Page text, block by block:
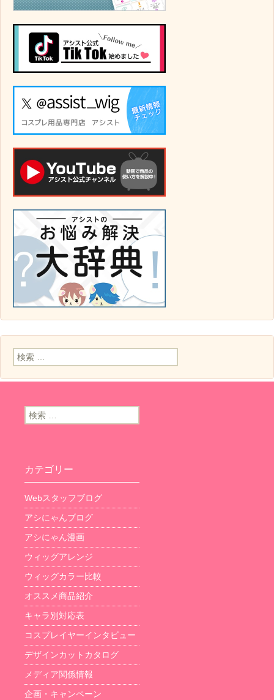
検索:
検索:
カテゴリー
Webスタッフブログ
アシにゃんブログ
アシにゃん漫画
ウィッグアレンジ
ウィッグカラー比較
オススメ商品紹介
キャラ別対応表
コスプレイヤーインタビュー
デザインカットカタログ
メディア関係情報
企画・キャンペーン